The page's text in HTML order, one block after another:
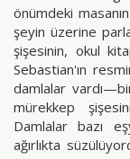
önümdeki
şeyin üzerine
şişesinin, okul
Sebastian'ın
damlalar vardı—bir
mürekkep
Damlalar bazı
ağırlıkta